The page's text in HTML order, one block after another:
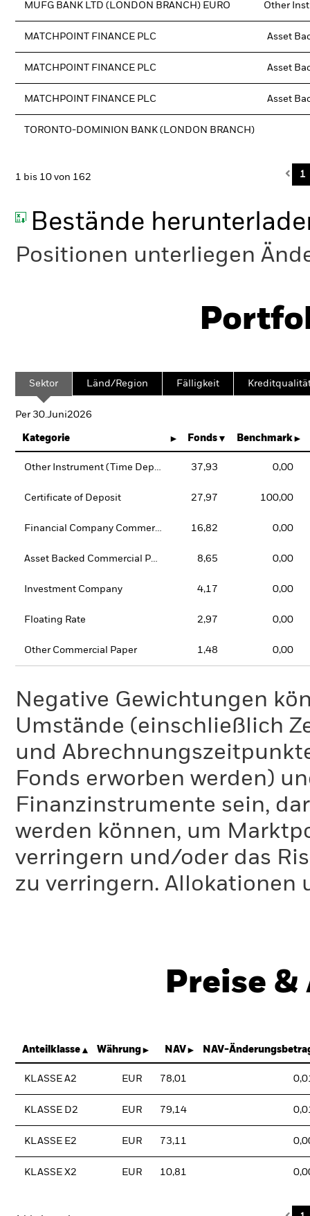
MUFG BANK LTD (LONDON BRANCH) EURO Other
MATCHPOINT FINANCE PLC Asset
MATCHPOINT FINANCE PLC Asset
MATCHPOINT FINANCE PLC Asset
TORONTO-DOMINION BANK (LONDON BRANCH)
1 bis 10 von 162 1
Bestände
Positionen unterliegen
Sektor Länd/Region Fälligkeit
Per 30.Juni2026
Kategorie Fonds Benchmark
Other Instrument (Time Deposit) 37,93 0,00
Certificate of Deposit 27,97 100,00
Financial Company Commercial Paper 16,82 0,00
Asset Backed Commercial Paper 8,65 0,00
Investment Company 4,17 0,00
Floating Rate 2,97 0,00
Other Commercial Paper 1,48 0,00
Negative Gewichtungen
Umstände (einschließlich
und
Fonds erworben werden)
Finanzinstrumente sein,
werden können, um
verringern und/oder das
zu verringern. Allokationen
Preise
Anteilklasse Währung NAV NAV-
KLASSE A2 EUR 78,01
KLASSE D2 EUR 79,14
KLASSE E2 EUR 73,11
KLASSE X2 EUR 10,81